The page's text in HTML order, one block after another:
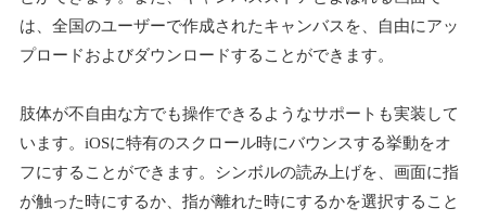
は、全国のユーザーで作成されたキャンバスを、自由にアッ
プロードおよびダウンロードすることができます。
肢体が不自由な方でも操作できるようなサポートも実装して
います。iOSに特有のスクロール時にバウンスする挙動をオ
フにすることができます。シンボルの読み上げを、画面に指
が触った時にするか、指が離れた時にするかを選択すること